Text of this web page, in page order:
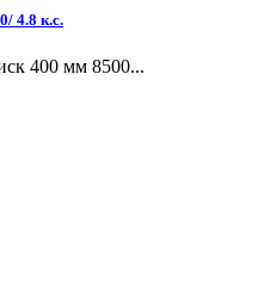
4.8 к.с.
400 мм 8500...